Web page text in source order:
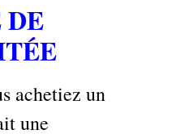
DE
achetiez un
une